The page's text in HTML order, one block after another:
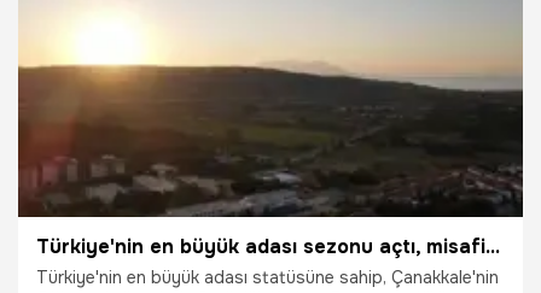
Türkiye'nin en büyük adası sezonu açtı, misafirlerini bekliyor
Türkiye'nin en büyük adası statüsüne sahip, Çanakkale'nin